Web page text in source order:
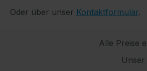
Oder über unser Kontaktformular.
Alle Preise